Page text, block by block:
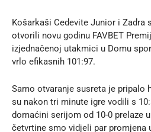
Košarkaši Cedevite Junior i Zadra
otvorili novu godinu FAVBET
izjednačenoj utakmici u Domu
vrlo efikasnih 101:97.
Samo otvaranje susreta je pripalo
su nakon tri minute igre vodili s
domaćini serijom od 10-0 prelaze
četvrtine smo vidjeli par promjena